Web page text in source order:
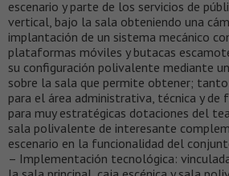
escenario y parte de los servicios de
vertical, bajo la sala obteniendo una
implantación de un sistema mecánico
plataformas móviles y butacas
su configuración polivalente mediante
sobre la sala que permite obtener;
para el área administrativa, técnica y de
para muy estratégicas dotaciones del
sala polivalente de interesante
escenario en la funcionalidad del
– Implementación tecnológica: